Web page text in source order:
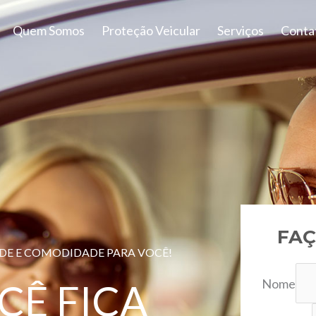
Quem Somos Proteção Veicular Serviços
E COMODIDADE PARA VOCÊ!
FICA
Nome